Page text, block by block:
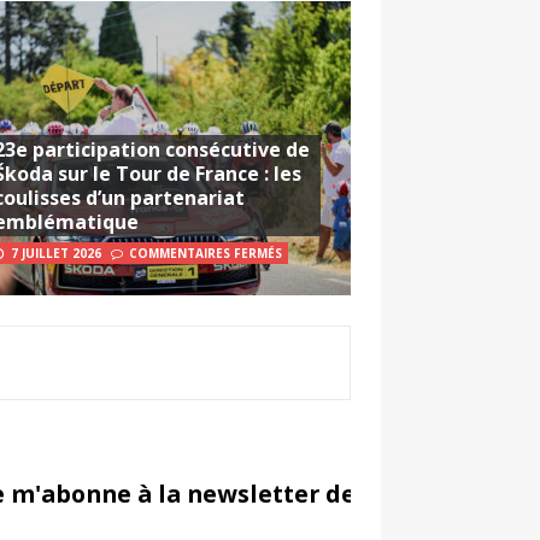
participation consécutive de
sur le Tour de France : les
d’un partenariat
7 JUILLET 2026 COMMENTAIRES FERMÉS
m'abonne à la newsletter de